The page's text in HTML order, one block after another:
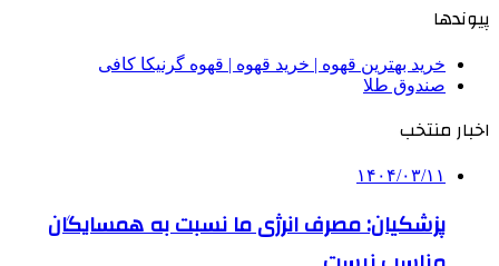
پیوندها
خرید بهترین قهوه | خرید قهوه | قهوه گرنیکا کافی
صندوق طلا
اخبار منتخب
۱۴۰۴/۰۳/۱۱
پزشکیان: مصرف انرژی ما نسبت به همسایگان